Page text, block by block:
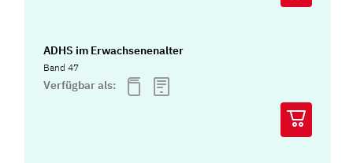
ADHS im Erwachsenenalter
Band 47
Verfügbar als: